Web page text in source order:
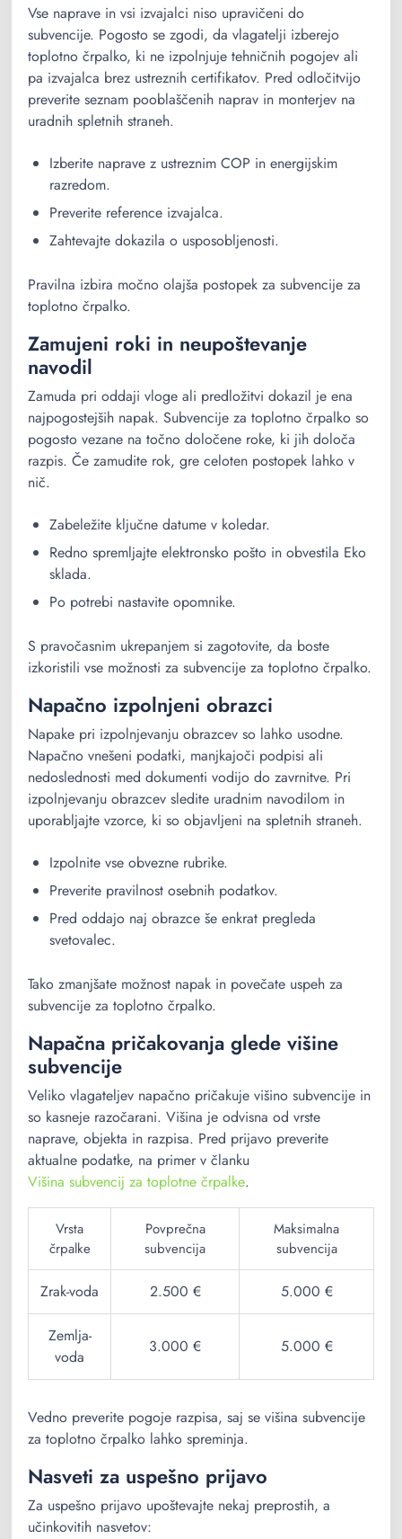
Vse naprave in vsi izvajalci niso upravičeni do
subvencije. Pogosto se zgodi, da vlagatelji izberejo
toplotno črpalko, ki ne izpolnjuje tehničnih pogojev ali
pa izvajalca brez ustreznih certifikatov. Pred odločitvijo
preverite seznam pooblaščenih naprav in monterjev na
uradnih spletnih straneh.
Izberite naprave z ustreznim COP in energijskim
razredom.
Preverite reference izvajalca.
Zahtevajte dokazila o usposobljenosti.
Pravilna izbira močno olajša postopek za subvencije za
toplotno črpalko.
Zamujeni roki in neupoštevanje
navodil
Zamuda pri oddaji vloge ali predložitvi dokazil je ena
najpogostejših napak. Subvencije za toplotno črpalko so
pogosto vezane na točno določene roke, ki jih določa
razpis. Če zamudite rok, gre celoten postopek lahko v
nič.
Zabeležite ključne datume v koledar.
Redno spremljajte elektronsko pošto in obvestila Eko
sklada.
Po potrebi nastavite opomnike.
S pravočasnim ukrepanjem si zagotovite, da boste
izkoristili vse možnosti za subvencije za toplotno črpalko.
Napačno izpolnjeni obrazci
Napake pri izpolnjevanju obrazcev so lahko usodne.
Napačno vnešeni podatki, manjkajoči podpisi ali
nedoslednosti med dokumenti vodijo do zavrnitve. Pri
izpolnjevanju obrazcev sledite uradnim navodilom in
uporabljajte vzorce, ki so objavljeni na spletnih straneh.
Izpolnite vse obvezne rubrike.
Preverite pravilnost osebnih podatkov.
Pred oddajo naj obrazce še enkrat pregleda
svetovalec.
Tako zmanjšate možnost napak in povečate uspeh za
subvencije za toplotno črpalko.
Napačna pričakovanja glede višine
subvencije
Veliko vlagateljev napačno pričakuje višino subvencije in
so kasneje razočarani. Višina je odvisna od vrste
naprave, objekta in razpisa. Pred prijavo preverite
aktualne podatke, na primer v članku
Višina subvencij za toplotne črpalke.
Vrsta
črpalke
Povprečna
subvencija
Maksimalna
subvencija
Zrak-voda 2.500 € 5.000 €
Zemlja-
voda
3.000 € 5.000 €
Vedno preverite pogoje razpisa, saj se višina subvencije
za toplotno črpalko lahko spreminja.
Nasveti za uspešno prijavo
Za uspešno prijavo upoštevajte nekaj preprostih, a
učinkovitih nasvetov: